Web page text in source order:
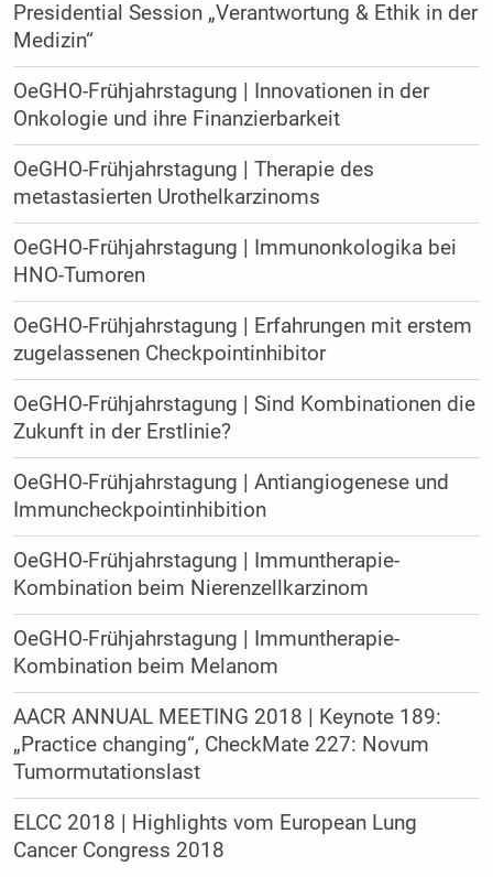
Presidential Session „Verantwortung & Ethik in der
Medizin“
OeGHO-Frühjahrstagung | Innovationen in der
Onkologie und ihre Finanzierbarkeit
OeGHO-Frühjahrstagung | Therapie des
metastasierten Urothelkarzinoms
OeGHO-Frühjahrstagung | Immunonkologika bei
HNO-Tumoren
OeGHO-Frühjahrstagung | Erfahrungen mit erstem
zugelassenen Checkpointinhibitor
OeGHO-Frühjahrstagung | Sind Kombinationen die
Zukunft in der Erstlinie?
OeGHO-Frühjahrstagung | Antiangiogenese und
Immuncheckpointinhibition
OeGHO-Frühjahrstagung | Immuntherapie-
Kombination beim Nierenzellkarzinom
OeGHO-Frühjahrstagung | Immuntherapie-
Kombination beim Melanom
AACR ANNUAL MEETING 2018 | Keynote 189:
„Practice changing“, CheckMate 227: Novum
Tumormutationslast
ELCC 2018 | Highlights vom European Lung
Cancer Congress 2018